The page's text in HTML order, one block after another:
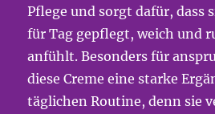
Pflege und sorgt dafür, dass
für Tag gepflegt, weich und
anfühlt. Besonders für
diese Creme eine starke
täglichen Routine, denn sie